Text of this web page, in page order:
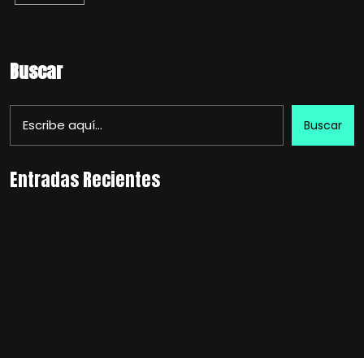
Buscar
Buscar
Entradas Recientes